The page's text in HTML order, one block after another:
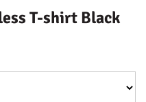
T-shirt Black